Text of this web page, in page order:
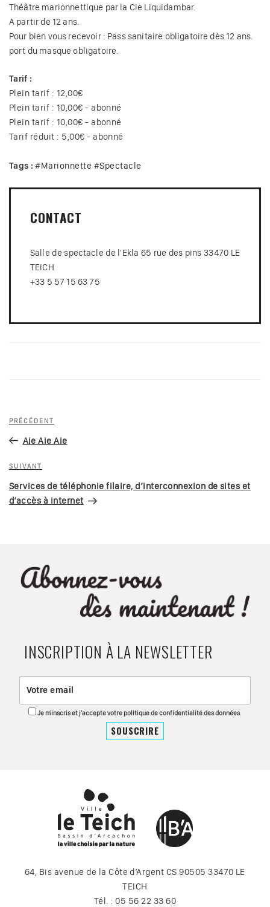
Théâtre marionnettique par la Cie Liquidambar.
A partir de 12 ans.
Pour bien vous recevoir : Pass sanitaire obligatoire dès 12 ans.
port du masque obligatoire.
Tarif :
Plein tarif : 12,00€
Plein tarif : 10,00€ - abonné
Plein tarif : 10,00€ - abonné
Tarif réduit : 5,00€ - abonné
Tags : #Marionnette #Spectacle
CONTACT
Salle de spectacle de l'Ekla 65 rue des pins 33470 LE
TEICH
+33 5 57 15 63 75
Navigation
l’article
Article
précédent
PRÉCÉDENT
Aie Aie Aie
Article
suivant
SUIVANT
Services de téléphonie filaire, d’interconnexion de sites et
d’accès à internet
INSCRIPTION À LA NEWSLETTER
Je m'inscris et j'accepte votre politique de confidentialité des données.
64, Bis avenue de la Côte d’Argent CS 90505 33470 LE
TEICH
Tél. : 05 56 22 33 60